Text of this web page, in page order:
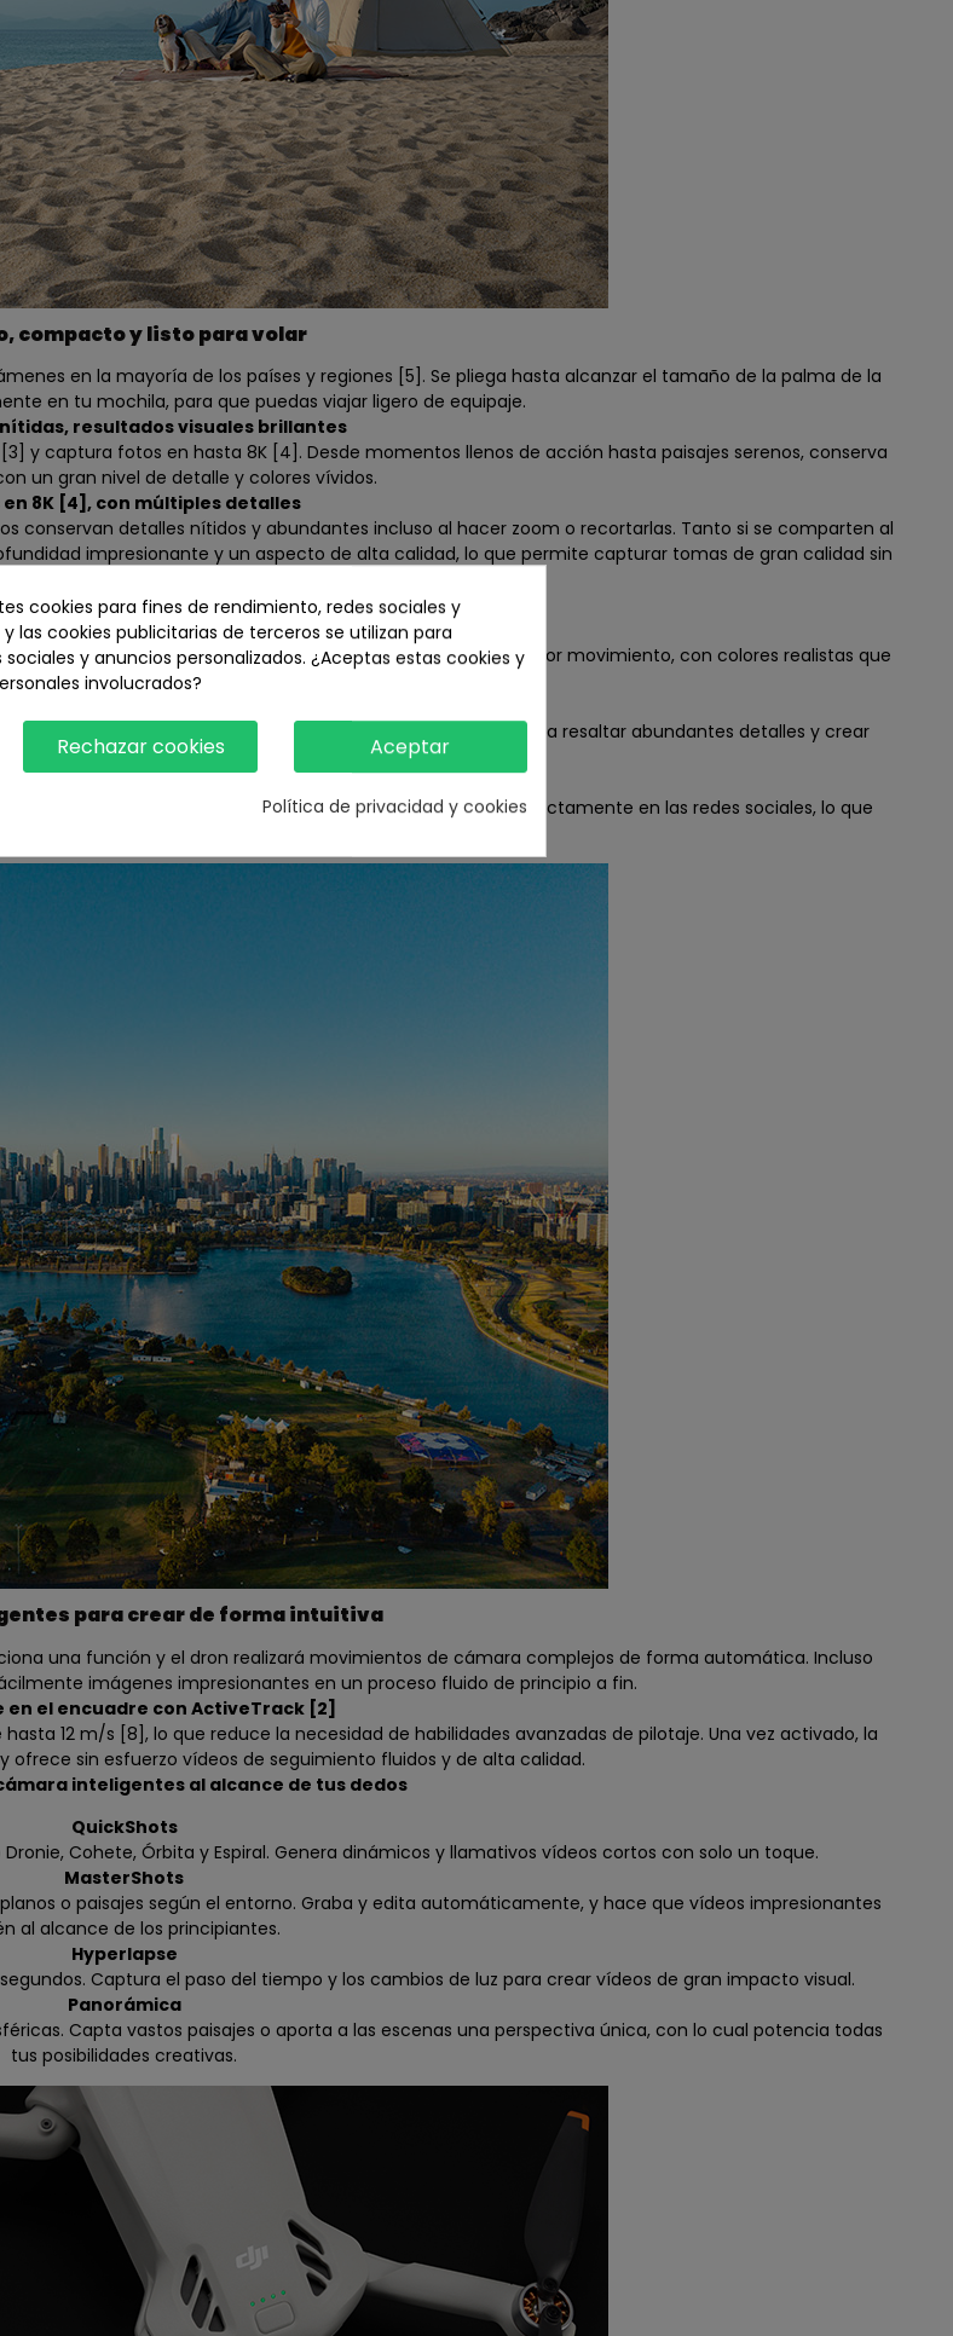
compacto y listo para volar
en la mayoría de los países y regiones [5]. Se pliega hasta alcanzar el tamaño de la palma de la
en tu mochila, para que puedas viajar ligero de equipaje.
resultados visuales brillantes
y captura fotos en hasta 8K [4]. Desde momentos llenos de acción hasta paisajes serenos, conserva
un gran nivel de detalle y colores vívidos.
en 8K [4], con múltiples detalles
conservan detalles nítidos y abundantes incluso al hacer zoom o recortarlas. Tanto si se comparten al
impresionante y un aspecto de alta calidad, lo que permite capturar tomas de gran calidad sin
alta calidad para grandes momentos
Vídeo en 4K/60 fps [3]
travesías. El vídeo se mantiene fluido y libre de desenfoque por movimiento, con colores realistas que
de los vídeos resulte increíblemente inmersiva.
hasta olas que salpican. Ralentiza los momentos fugaces para resaltar abundantes detalles y crear
dramáticas y de gran impacto.
momentos emocionantes listos para compartirse directamente en las redes sociales, lo que
para crear de forma intuitiva
una función y el dron realizará movimientos de cámara complejos de forma automática. Incluso
imágenes impresionantes en un proceso fluido de principio a fin.
en el encuadre con ActiveTrack [2]
12 m/s [8], lo que reduce la necesidad de habilidades avanzadas de pilotaje. Una vez activado, la
ofrece sin esfuerzo vídeos de seguimiento fluidos y de alta calidad.
inteligentes al alcance de tus dedos
QuickShots
Cohete, Órbita y Espiral. Genera dinámicos y llamativos vídeos cortos con solo un toque.
MasterShots
o paisajes según el entorno. Graba y edita automáticamente, y hace que vídeos impresionantes
al alcance de los principiantes.
Hyperlapse
Captura el paso del tiempo y los cambios de luz para crear vídeos de gran impacto visual.
Panorámica
Capta vastos paisajes o aporta a las escenas una perspectiva única, con lo cual potencia todas
tus posibilidades creativas.
cookies para fines de rendimiento, redes sociales y
las cookies publicitarias de terceros se utilizan para
y anuncios personalizados. ¿Aceptas estas cookies y
involucrados?
Aceptar
Rechazar cookies
Política de privacidad y cookies